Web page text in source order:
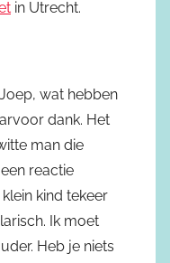
in Utrecht.
wat hebben
dank. Het
man die
reactie
kind tekeer
Ik moet
Heb je niets